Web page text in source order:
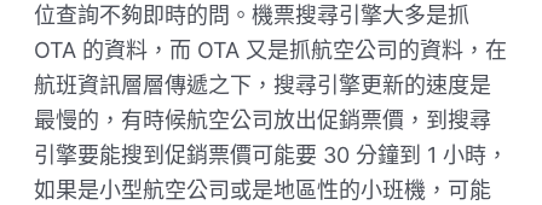
位查詢不夠即時的問。機票搜尋引擎大多是抓
OTA 的資料，而 OTA 又是抓航空公司的資料，在
航班資訊層層傳遞之下，搜尋引擎更新的速度是
最慢的，有時候航空公司放出促銷票價，到搜尋
引擎要能搜到促銷票價可能要 30 分鐘到 1 小時，
如果是小型航空公司或是地區性的小班機，可能